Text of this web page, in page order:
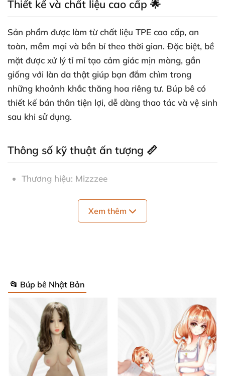
Thiết kế và chất liệu cao cấp 🌟
Sản phẩm được làm từ chất liệu TPE cao cấp, an
toàn, mềm mại và bền bỉ theo thời gian. Đặc biệt, bề
mặt được xử lý tỉ mỉ tạo cảm giác mịn màng, gần
giống với làn da thật giúp bạn đắm chìm trong
những khoảnh khắc thăng hoa riêng tư. Búp bê có
thiết kế bán thân tiện lợi, dễ dàng thao tác và vệ sinh
sau khi sử dụng.
Thông số kỹ thuật ấn tượng 📏
Thương hiệu: Mizzzee
Tên sản phẩm: Miji Takahashi Huimei Bust Soft
Trọng lượng: 9kg (không bao bì), 9.5kg (kèm bao
Kích thước: 46 x 30 x 17 cm
Kích thước bao bì: 54 x 38 x 18.8 cm
Xem thêm
📂 Búp bê Nhật Bản